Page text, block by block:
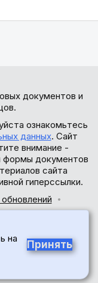
документов и
ознакомьтесь
данных. Сайт
внимание -
формы документов
сайта
гиперссылки.
на
Принять